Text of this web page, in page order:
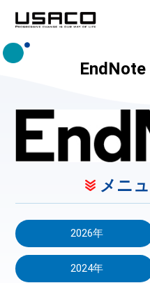
メニ
2026年
2024年